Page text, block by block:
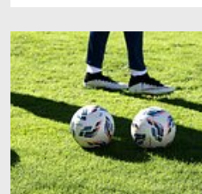
Мексиканская
болельщица
сделала
тату
на
русском
языке